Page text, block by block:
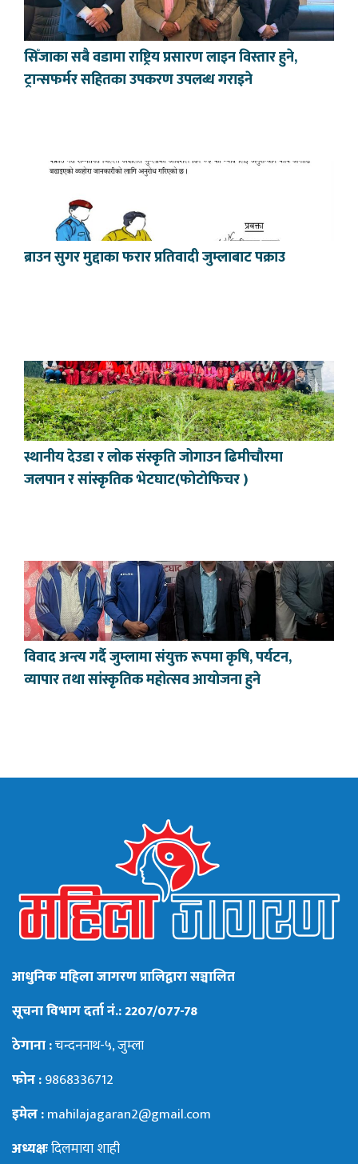
सिँजाका सबै वडामा राष्ट्रिय प्रसारण लाइन विस्तार हुने,
ट्रान्सफर्मर सहितका उपकरण उपलब्ध गराइने
ब्राउन सुगर मुद्दाका फरार प्रतिवादी जुम्लाबाट पक्राउ
स्थानीय देउडा र लोक संस्कृति जोगाउन ढिमीचौरमा
जलपान र सांस्कृतिक भेटघाट(फोटोफिचर )
विवाद अन्त्य गर्दै जुम्लामा संयुक्त रूपमा कृषि, पर्यटन,
व्यापार तथा सांस्कृतिक महोत्सव आयोजना हुने
आधुनिक महिला जागरण प्रालिद्वारा सञ्चालित
सूचना विभाग दर्ता नं.: 2207/077-78
ठेगाना :चन्दननाथ-५, जुम्ला
फोन :9868336712
इमेल :mahilajagaran2@gmail.com
अध्यक्षःदिलमाया शाही